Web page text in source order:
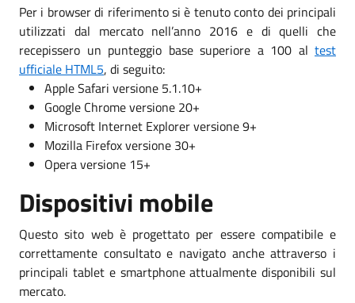
Per i browser di riferimento si è tenuto conto dei principali
utilizzati dal mercato nell’anno 2016 e di quelli che
recepissero un punteggio base superiore a 100 al test
ufficiale HTML5, di seguito:
Apple Safari versione 5.1.10+
Google Chrome versione 20+
Microsoft Internet Explorer versione 9+
Mozilla Firefox versione 30+
Opera versione 15+
Dispositivi mobile
Questo sito web è progettato per essere compatibile e
correttamente consultato e navigato anche attraverso i
principali tablet e smartphone attualmente disponibili sul
mercato.